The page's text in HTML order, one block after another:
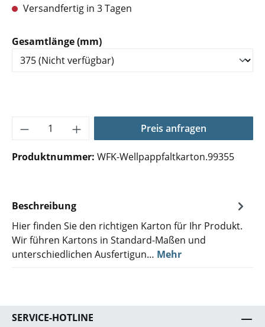
Versandfertig in 3 Tagen
Gesamtlänge (mm)auswählen
Produkt Anzahl: Gib den gewünschten
Preis anfragen
Produktnummer: WFK-Wellpappfaltkarton.99355
Beschreibung
Hier finden Sie den richtigen Karton für Ihr Produkt.
Wir führen Kartons in Standard-Maßen und
unterschiedlichen Ausfertigun… Mehr
SERVICE-HOTLINE